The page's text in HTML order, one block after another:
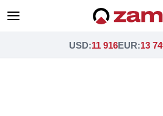
USD:11 916EUR:13